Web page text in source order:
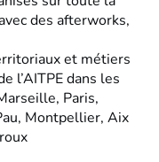
des afterworks,
et métiers
l’AITPE dans les
Paris,
Montpellier, Aix